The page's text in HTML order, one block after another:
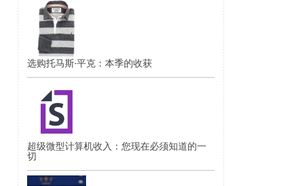
选购托马斯·平克：本季的收获
超级微型计算机收入：您现在必须知道的一
切